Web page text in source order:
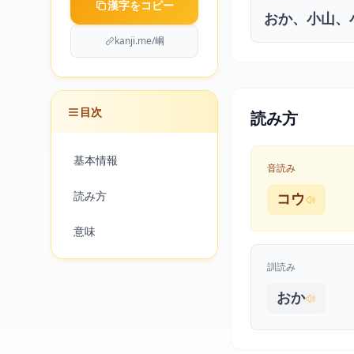
漢字をコピー
kanji.me/㟠
目次
基本情報
読み方
意味
おか、小山
読み方
音読み
コウ
訓読み
おか